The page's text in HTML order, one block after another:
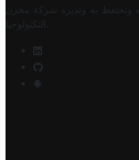
وتحتفظ به وتديره
شركة مخزن
التكنولوجيا